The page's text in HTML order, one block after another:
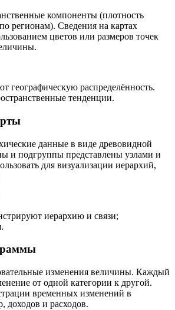
компоненты (плотность
регионам). Сведения на картах
цветов или размеров точек
географическую распределённость.
тенденции.
данные в виде древовидной
и подгруппы представлены узлами и
для визуализации иерархий,
иерархию и связи;
изменения величины. Каждый
от одной категории к другой.
временных изменений в
доходов и расходов.